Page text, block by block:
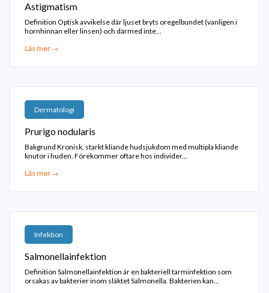
Astigmatism
Definition Optisk avvikelse där ljuset bryts oregelbundet (vanligen i
hornhinnan eller linsen) och därmed inte...
Läs mer →
Dermatologi
Prurigo nodularis
Bakgrund Kronisk, starkt kliande hudsjukdom med multipla kliande
knutor i huden. Förekommer oftare hos individer...
Läs mer →
Infektion
Salmonellainfektion
Definition Salmonellainfektion är en bakteriell tarminfektion som
orsakas av bakterier inom släktet Salmonella. Bakterien kan...